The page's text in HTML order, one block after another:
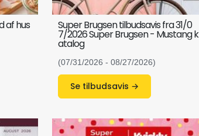
af hus Super Brugsen tilbudsavis fra 31/0
7/2026 Super Brugsen - Mustang k
atalog
(07/31/2026 - 08/27/2026)
Se tilbudsavis →